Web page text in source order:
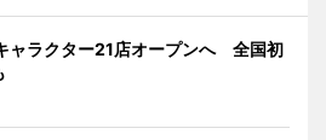
ャラクター21店オープンへ 全国初